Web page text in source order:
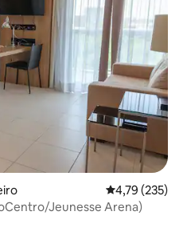
Gemiddelde
4,79 (235)
Jeunesse Arena)